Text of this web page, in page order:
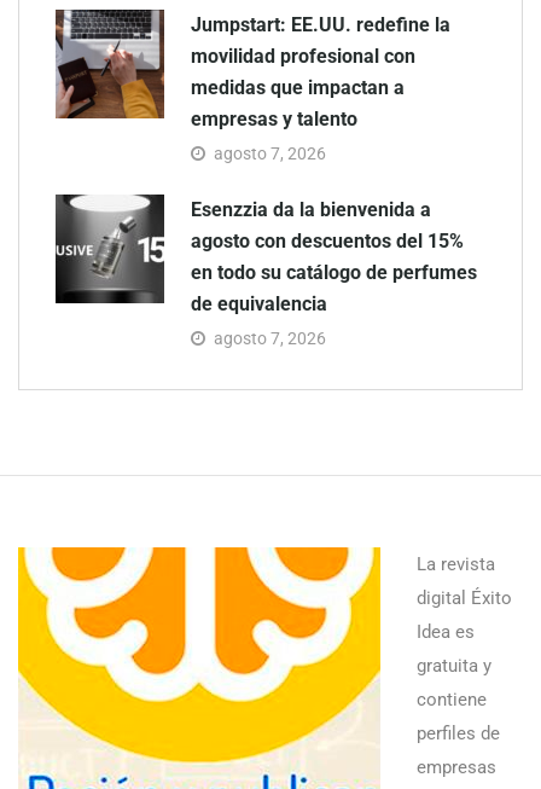
Jumpstart: EE.UU. redefine la
movilidad profesional con
medidas que impactan a
empresas y talento
agosto 7, 2026
Esenzzia da la bienvenida a
agosto con descuentos del 15%
en todo su catálogo de perfumes
de equivalencia
agosto 7, 2026
La revista
digital Éxito
Idea es
gratuita y
contiene
perfiles de
empresas